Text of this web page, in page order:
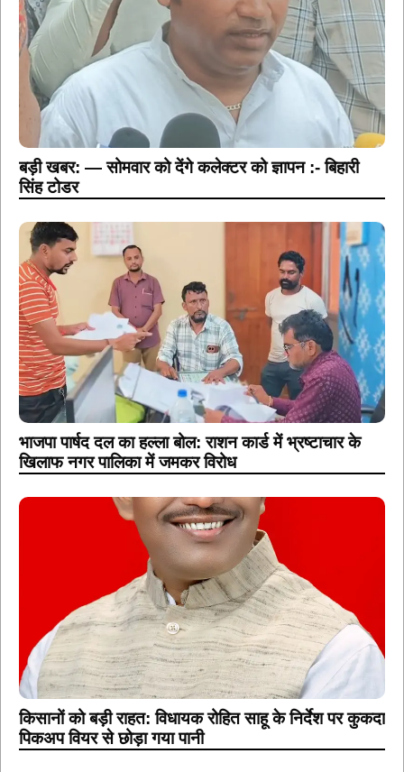
बड़ी खबर: — सोमवार को देंगे कलेक्टर को ज्ञापन :- बिहारी
सिंह टोडर
भाजपा पार्षद दल का हल्ला बोल: राशन कार्ड में भ्रष्टाचार के
खिलाफ नगर पालिका में जमकर विरोध
किसानों को बड़ी राहत: विधायक रोहित साहू के निर्देश पर कुकदा
पिकअप वियर से छोड़ा गया पानी